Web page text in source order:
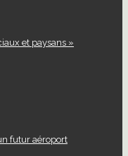
et paysans »
futur aéroport